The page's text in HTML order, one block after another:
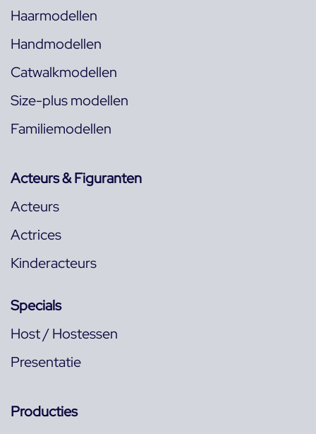
Haarmodellen
Handmodellen
Catwalkmodellen
Size-plus modellen
Familiemodellen
Acteurs & Figuranten
Acteurs
Actrices
Kinderacteurs
Specials
Host / Hostessen
Presentatie
Producties